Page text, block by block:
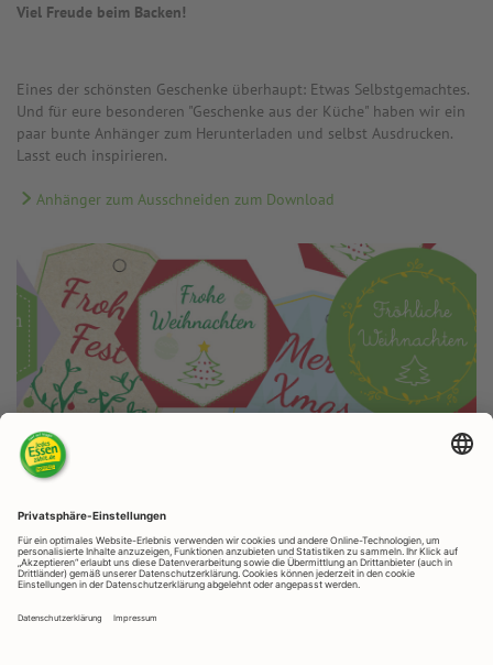
Viel Freude beim Backen!
Eines der schönsten Geschenke überhaupt: Etwas Selbstgemachtes.
Und für eure besonderen "Geschenke aus der Küche" haben wir ein
paar bunte Anhänger zum Herunterladen und selbst Ausdrucken.
Lasst euch inspirieren.
Anhänger zum Ausschneiden zum Download
Geschenke aus der Küche: Download Anhänger zum Ausschneiden